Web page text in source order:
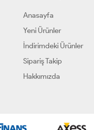
Anasayfa
Yeni Ürünler
İndirimdeki Ürünler
Sipariş Takip
Hakkımızda